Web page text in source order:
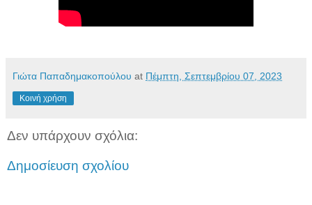
Γιώτα Παπαδημακοπούλου at Πέμπτη, Σεπτεμβρίου 07, 2023
Κοινή χρήση
Δεν υπάρχουν σχόλια:
Δημοσίευση σχολίου